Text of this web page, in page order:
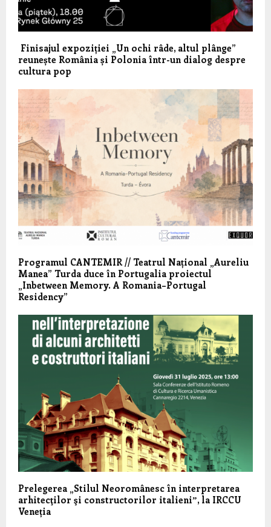
Finisajul expoziției „Un ochi râde, altul plânge”
reunește România și Polonia într-un dialog despre
cultura pop
Programul CANTEMIR // Teatrul Național „Aureliu
Manea” Turda duce în Portugalia proiectul
„Inbetween Memory. A Romania–Portugal
Residency”
Prelegerea „Stilul Neoromânesc în interpretarea
arhitecţilor şi constructorilor italieniˮ, la IRCCU
Veneția